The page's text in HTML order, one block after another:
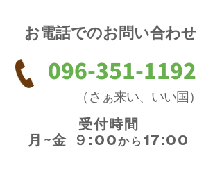
お電話でのお問い合わせ
096-351-1192
（ さぁ来い、いい国 ）
受付時間
月~金 ９:00から 17:00